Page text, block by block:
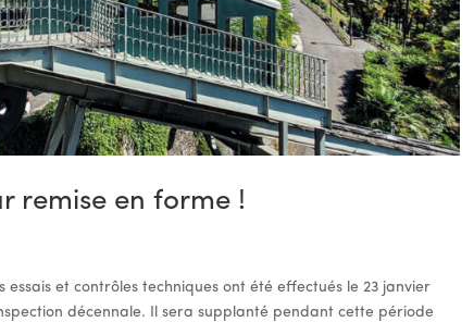
remise en forme !
et contrôles techniques ont été effectués le 23 janvier
décennale. Il sera supplanté pendant cette période